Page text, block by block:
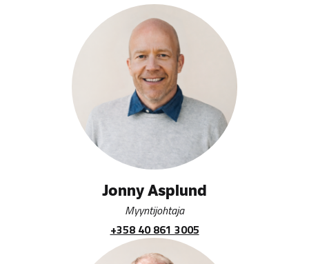
Jonny Asplund
Myyntijohtaja
+358 40 861 3005